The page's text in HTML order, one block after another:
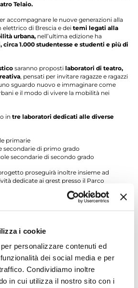
i cookie
personalizzare contenuti ed
dei social media e per
Condividiamo inoltre
in cui utilizza il nostro sito con i
Telaio.
accompagnare le nuove generazioni alla
di Brescia e dei temi legati alla
urbana, nell’ultima edizione ha
circa 1.000 studentesse e studenti e più di
saranno proposti laboratori di teatro,
, pensati per invitare ragazze e ragazzi
sguardo nuovo e immaginare come
e il modo di vivere la mobilità nei
in tre laboratori dedicati alle diverse
primarie
secondarie di primo grado
secondarie di secondo grado
proseguirà inoltre insieme ad
dedicate ai grest presso il Parco
di TramSchool saranno
con un’anteprima